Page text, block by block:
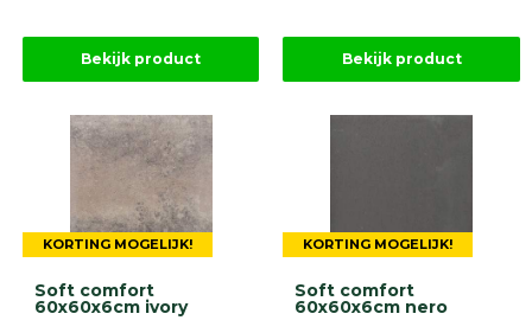
Bekijk product Bekijk product
KORTING MOGELIJK!
Soft comfort
60x60x6cm ivory
KORTING MOGELIJK!
Soft comfort
60x60x6cm nero